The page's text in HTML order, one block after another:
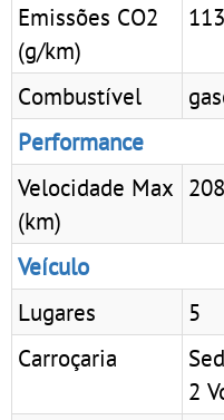
Emissões CO2
(g/km)
113
Combustível
Performance
Velocidade Max
(km)
208
Veículo
Lugares
5
Carroçaria
2